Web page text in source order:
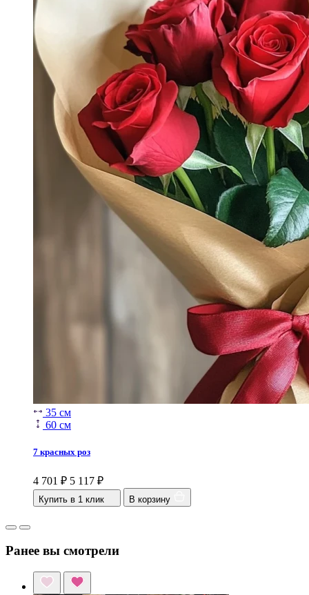
35 см
60 см
7 красных роз
4 701 ₽ 5 117 ₽
Купить в 1 клик В корзину
Ранее вы смотрели